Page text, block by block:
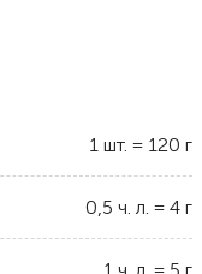
1 шт. = 120 г
0,5 ч. л. = 4 г